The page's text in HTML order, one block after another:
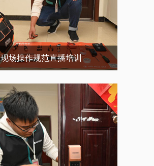
现场操作规范直播培训